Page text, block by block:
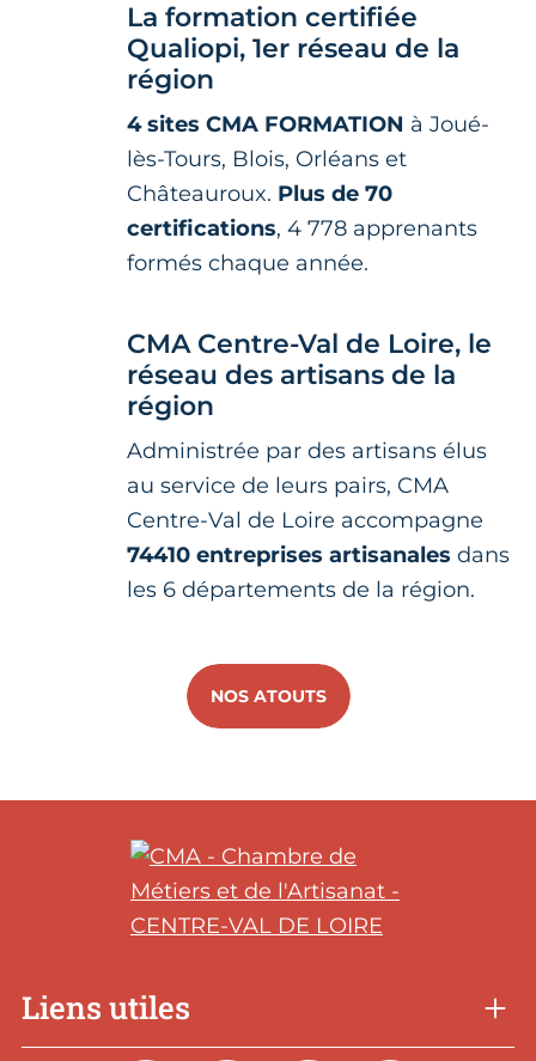
La formation certifiée
Qualiopi, 1er réseau de la
région
4 sites CMA FORMATION à Joué-
lès-Tours, Blois, Orléans et
Châteauroux. Plus de 70
certifications, 4 778 apprenants
formés chaque année.
CMA Centre-Val de Loire, le
réseau des artisans de la
région
Administrée par des artisans élus
au service de leurs pairs, CMA
Centre-Val de Loire accompagne
74410 entreprises artisanales dans
les 6 départements de la région.
NOS ATOUTS
Liens utiles